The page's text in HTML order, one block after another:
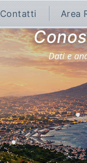
Contatti Area
Dati e